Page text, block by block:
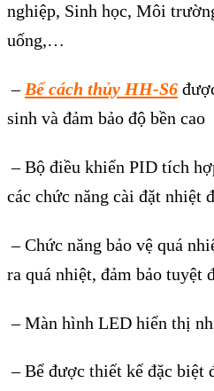
nghiệp, Sinh học, Môi
uống,…
– Bể cách thủy HH-S6
sinh và đảm bảo độ bền cao
– Bộ điều khiển PID tích
các chức năng cài đặt nhiệt
– Chức năng bảo vệ quá
ra quá nhiệt, đảm bảo tuyệt
– Màn hình LED hiển thị
– Bể được thiết kế đặc biệt